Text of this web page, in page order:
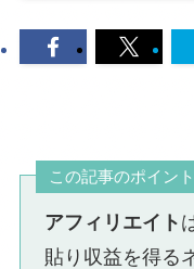
この記事のポイント
アフィリエイト
貼り収益を得る